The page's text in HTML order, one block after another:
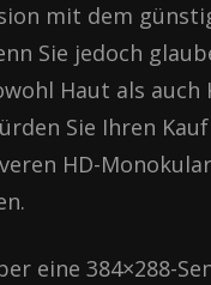
mit dem
Sie jedoch
Haut als auch
Sie Ihren
HD-
eine 384×288-